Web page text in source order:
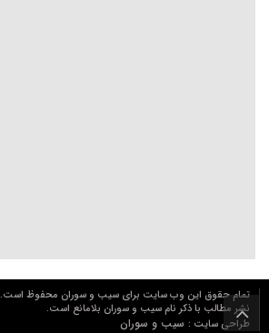
تمام حقوق این وب سایت برای سیب و سوران محفوظ است.
نشر مطالب با ذکر نام سیب و سوران بلامانع است.
طراحی سایت : سیب و سوران